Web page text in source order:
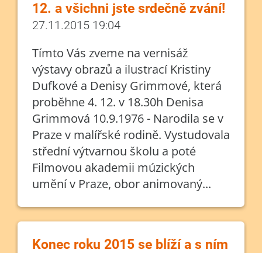
12. a všichni jste srdečně zvání!
27.11.2015 19:04
Tímto Vás zveme na vernisáž
výstavy obrazů a ilustrací Kristiny
Dufkové a Denisy Grimmové, která
proběhne 4. 12. v 18.30h Denisa
Grimmová 10.9.1976 - Narodila se v
Praze v malířské rodině. Vystudovala
střední výtvarnou školu a poté
Filmovou akademii múzických
umění v Praze, obor animovaný...
Konec roku 2015 se blíží a s ním